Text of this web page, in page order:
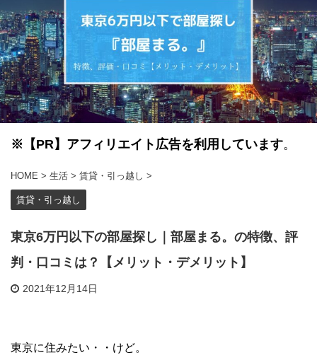
※ 【PR】 アフィリエイト広告を利用しています。
HOME > 生活 > 賃貸・引っ越し >
賃貸・引っ越し
東京6万円以下の部屋探し｜部屋まる。の特徴、評
判・口コミは？【メリット・デメリット】
2021年12月14日
東京に住みたい・・けど。